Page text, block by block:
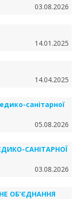
03.08.2026
14.01.2025
14.04.2025
санітарної
05.08.2026
САНІТАРНОЇ
03.08.2026
ОБ’ЄДНАННЯ